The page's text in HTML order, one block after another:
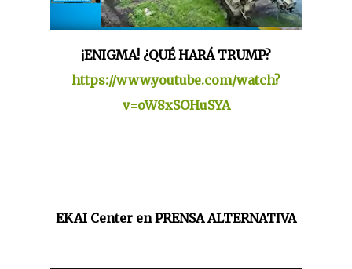
¡ENIGMA! ¿QUÉ HARÁ TRUMP?
https://www.youtube.com/watch?
v=oW8xSOHuSYA
EKAI Center en PRENSA ALTERNATIVA